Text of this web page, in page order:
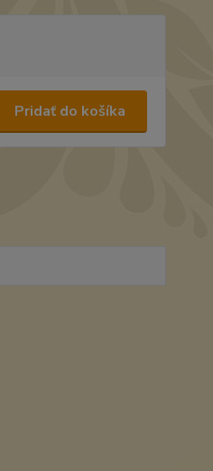
Pridať do košíka